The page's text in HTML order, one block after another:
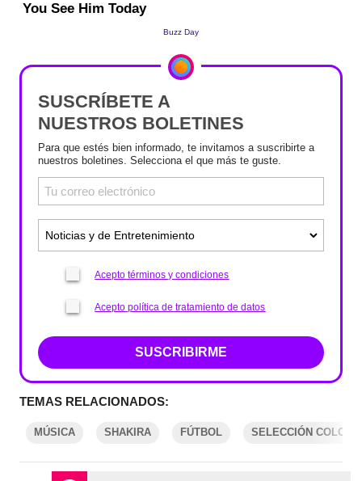
SUSCRÍBETE A
NUESTROS BOLETINES
Para que estés bien informado, te invitamos a suscribirte a
nuestros boletines. Selecciona el que más te guste.
Acepto términos y condiciones
Acepto política de tratamiento de datos
SUSCRIBIRME
TEMAS RELACIONADOS:
MÚSICA SHAKIRA FÚTBOL SELECCIÓN